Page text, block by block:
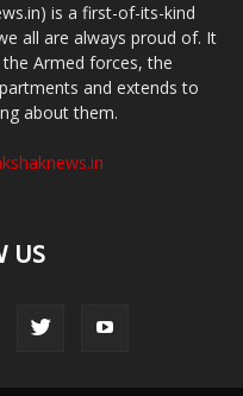
is a first-of-its-kind
all are always proud of. It
Armed forces, the
and extends to
about them.
US